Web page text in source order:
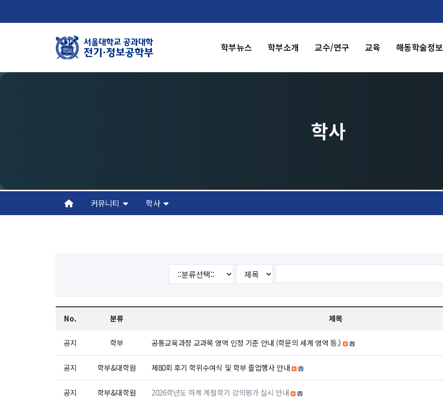
학부뉴스 학부소개 교수/연구 교육 해동학술정보
학부뉴스
뉴스
학부소개
학부장 인사말
교수/연구
교수
e-TEC Talks
보유도서
학사
취업ㆍ진로
대학생활
기타
학부 비전
학사
커뮤니티 학사
No. 분류 제목
공지 학부 공통교육과정 교과목 영역 인정 기준 안내 (학문의 세계 영역 등.)
공지 학부&대학원 제80회 후기 학위수여식 및 학부 졸업행사 안내
공지 학부&대학원 2026학년도 하계 계절학기 강의평가 실시 안내